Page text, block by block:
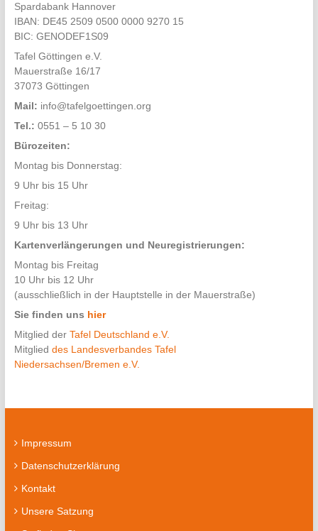
Spardabank Hannover
IBAN: DE45 2509 0500 0000 9270 15
BIC: GENODEF1S09
Tafel Göttingen e.V.
Mauerstraße 16/17
37073 Göttingen
Mail: info@tafelgoettingen.org
Tel.: 0551 – 5 10 30
Bürozeiten:
Montag bis Donnerstag:
9 Uhr bis 15 Uhr
Freitag:
9 Uhr bis 13 Uhr
Kartenverlängerungen und Neuregistrierungen:
Montag bis Freitag
10 Uhr bis 12 Uhr
(ausschließlich in der Hauptstelle in der Mauerstraße)
Sie finden uns hier
Mitglied der Tafel Deutschland e.V.
Mitglied des Landesverbandes Tafel
Niedersachsen/Bremen e.V.
Impressum
Datenschutzerklärung
Kontakt
Unsere Satzung